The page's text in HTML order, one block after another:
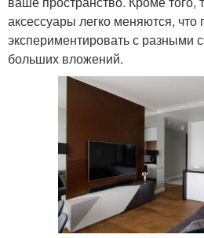
аксессуары легко меняются, что
экспериментировать с разными
больших вложений.